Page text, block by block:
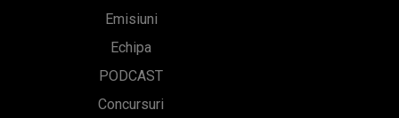
Emisiuni
Echipa
PODCAST
Concursuri